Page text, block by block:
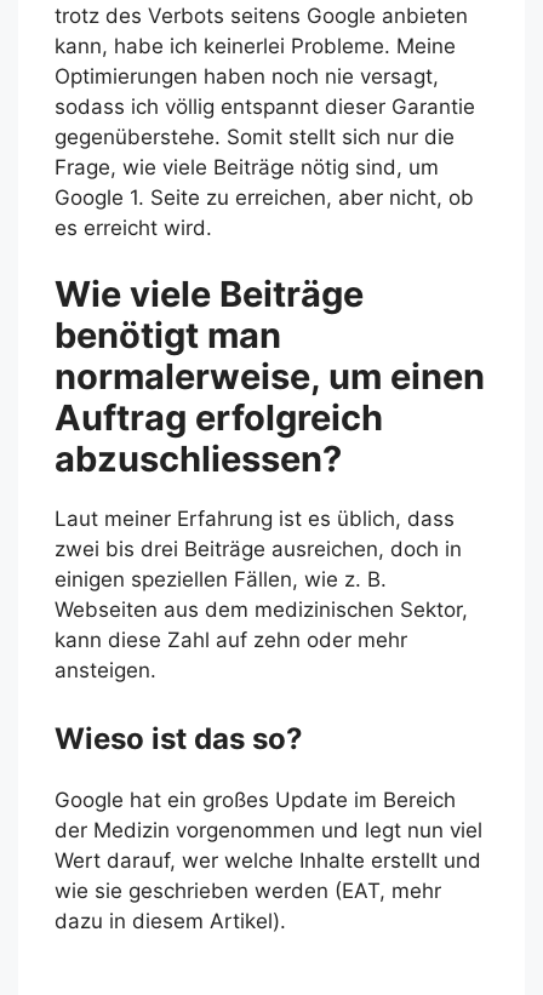
trotz des Verbots seitens Google anbieten
kann, habe ich keinerlei Probleme. Meine
Optimierungen haben noch nie versagt,
sodass ich völlig entspannt dieser Garantie
gegenüberstehe. Somit stellt sich nur die
Frage, wie viele Beiträge nötig sind, um
Google 1. Seite zu erreichen, aber nicht, ob
es erreicht wird.
Wie viele Beiträge
benötigt man
normalerweise, um einen
Auftrag erfolgreich
abzuschliessen?
Laut meiner Erfahrung ist es üblich, dass
zwei bis drei Beiträge ausreichen, doch in
einigen speziellen Fällen, wie z. B.
Webseiten aus dem medizinischen Sektor,
kann diese Zahl auf zehn oder mehr
ansteigen.
Wieso ist das so?
Google hat ein großes Update im Bereich
der Medizin vorgenommen und legt nun viel
Wert darauf, wer welche Inhalte erstellt und
wie sie geschrieben werden (EAT, mehr
dazu in diesem Artikel).